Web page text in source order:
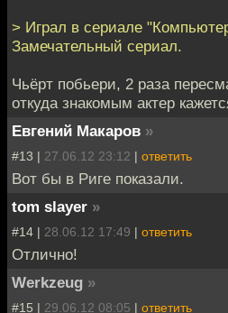
> Играл в сериале
Замечательный сериал.
Чьёрт побьери, 2 раза
откуда знакомым актер
Евгений Макаров »
#13 | 27.06.12 23:12 | ответить
Вот бы в Риге показали.
tom slayer »
#14 | 28.06.12 17:49 | ответить
Отлично!
Werkzeug »
#15 | 29.06.12 08:05 | ответить